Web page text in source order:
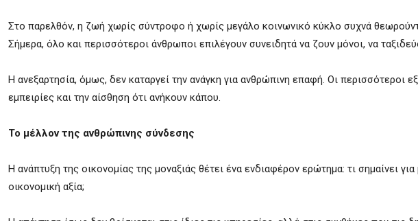
Στο παρελθόν, η ζωή χωρίς σύντροφο ή χωρίς μεγάλο κοινωνικό κύκλο συχνά
Σήμερα, όλο και περισσότεροι άνθρωποι επιλέγουν συνειδητά να ζουν μόνοι, να
Η ανεξαρτησία, όμως, δεν καταργεί την ανάγκη για ανθρώπινη επαφή. Οι περισσότεροι
εμπειρίες και την αίσθηση ότι ανήκουν κάπου.
Το μέλλον της ανθρώπινης σύνδεσης
Η ανάπτυξη της οικονομίας της μοναξιάς θέτει ένα ενδιαφέρον ερώτημα: τι σημαίνει
οικονομική αξία;